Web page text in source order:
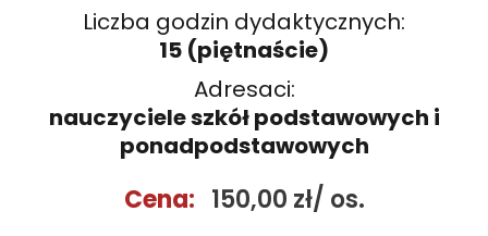
Liczba godzin dydaktycznych:
15 (piętnaście)
Adresaci:
nauczyciele szkół podstawowych i
ponadpodstawowych
Cena: 150,00 zł/ os.